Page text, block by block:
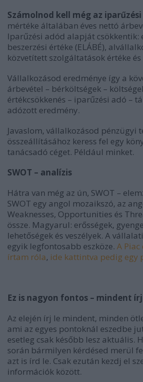
Számolnod kell még az
mértéke általában éves nettó
Iparűzési adód alapját
beszerzési értéke (ELÁBÉ),
közvetített szolgáltatások értéke és
Vállalkozásod eredménye így a
árbevétel – bérköltségek –
értékcsökkenés – iparűzési adó –
adózott eredmény.
Javaslom, vállalkozásod pénzügyi
összeállításához keress fel egy
tanácsadó céget. Például minket.
SWOT – analízis
Hátra van még az ún, SWOT –
SWOT egy angol mozaikszó, az
Weaknesses, Opportunities és
össze. Magyarul: erősségek,
lehetőségek és veszélyek. A
egyik legfontosabb eszköze. A
írtam róla, ide kattintva pedig egy
Ez is nagyon fontos – mindent
Az elején írj le mindent, minden
ami az egyes pontoknál eszedbe
esetleg csak később lesz aktuális.
során bármilyen kérdésed merül
azt is írd le. Csak ezután kezdj el
információk között.